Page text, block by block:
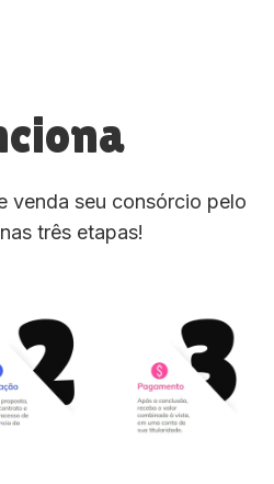
venda seu consórcio pelo
três etapas!